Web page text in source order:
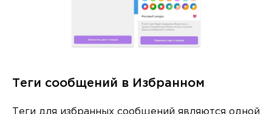
Теги сообщений в Избранном
Теги для избранных сообщений являются одной